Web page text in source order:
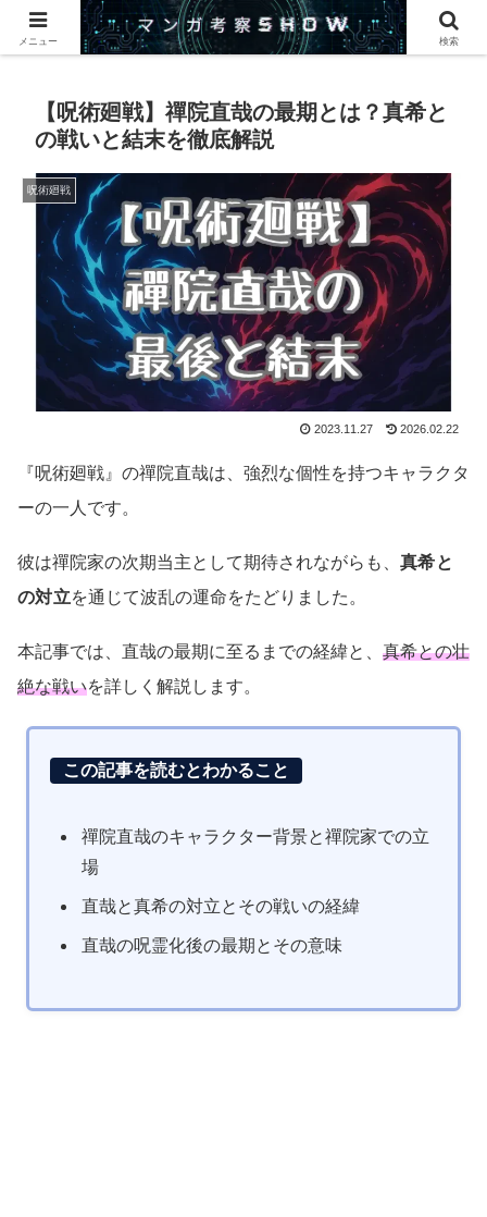
このサイトでは漫画・アニメについて紹介します。
【呪術廻戦】禪院直哉の最期とは？真希と
の戦いと結末を徹底解説
呪術廻戦
2023.11.27 2026.02.22
『呪術廻戦』の禪院直哉は、強烈な個性を持つキャラクタ
ーの一人です。
彼は禪院家の次期当主として期待されながらも、 真希と
の対立を通じて波乱の運命をたどりました。
本記事では、直哉の最期に至るまでの経緯と、 真希との壮
絶な戦いを詳しく解説します。
この記事を読むとわかること
禪院直哉のキャラクター背景と禪院家での立
場
直哉と真希の対立とその戦いの経緯
直哉の呪霊化後の最期とその意味
メニュー 検索